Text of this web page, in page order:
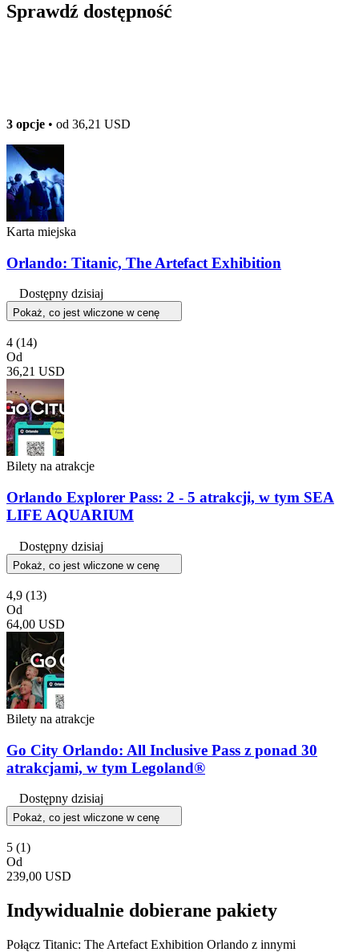
Sprawdź dostępność
3 opcje • od 36,21 USD
Karta miejska
Orlando: Titanic, The Artefact Exhibition
Dostępny dzisiaj
Pokaż, co jest wliczone w cenę
4 (14)
Od
36,21 USD
Bilety na atrakcje
Orlando Explorer Pass: 2 - 5 atrakcji, w tym SEA
LIFE AQUARIUM
Dostępny dzisiaj
Pokaż, co jest wliczone w cenę
4,9 (13)
Od
64,00 USD
Bilety na atrakcje
Go City Orlando: All Inclusive Pass z ponad 30
atrakcjami, w tym Legoland®
Dostępny dzisiaj
Pokaż, co jest wliczone w cenę
5 (1)
Od
239,00 USD
Indywidualnie dobierane pakiety
Połącz Titanic: The Artefact Exhibition Orlando z innymi